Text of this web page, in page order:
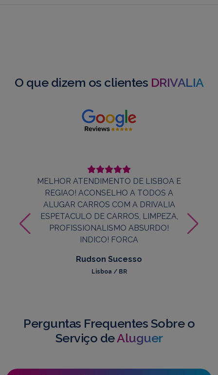
O que dizem os clientes DRIVALIA
MELHOR ATENDIMENTO DE LISBOA E
REGIAO! ACONSELHO A TODOS A
ALUGAR CARROS COM A DRIVALIA
ESPETACULO DE CARROS, LIMPEZA,
PROFISSIONALISMO ABSURDO!
INDICO! FORCA
Rudson Sucesso
Lisboa / BR
Perguntas Frequentes Sobre o
Serviço deAluguer